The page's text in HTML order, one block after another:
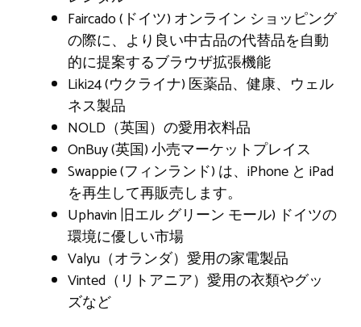
Faircado (ドイツ) オンライン ショッピング
の際に、より良い中古品の代替品を自動
的に提案するブラウザ拡張機能
Liki24 (ウクライナ) 医薬品、健康、ウェル
ネス製品
NOLD（英国）の愛用衣料品
OnBuy (英国) 小売マーケットプレイス
Swappie (フィンランド) は、iPhone と iPad
を再生して再販売します。
Uphavin 旧エル グリーン モール) ドイツの
環境に優しい市場
Valyu（オランダ）愛用の家電製品
Vinted（リトアニア）愛用の衣類やグッ
ズなど